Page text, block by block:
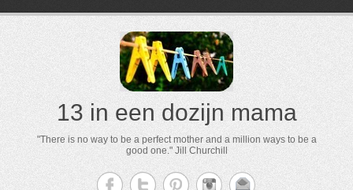
13 in een dozijn mama
"There is no way to be a perfect mother and a million ways to be a
good one." Jill Churchill